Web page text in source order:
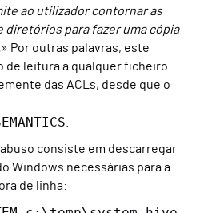
ao utilizador contornar as
para fazer uma cópia
» Por outras palavras, este
de leitura a qualquer ficheiro
das ACLs, desde que o
consiste em descarregar
Windows necessárias para a
de linha: